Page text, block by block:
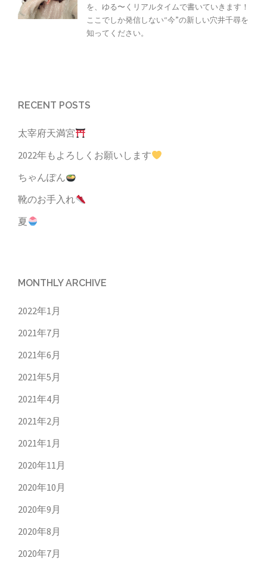
を、ゆる〜くリアルタイムで書いていきます！
ここでしか発信しない“今”の新しい穴井千尋を
知ってください。
RECENT POSTS
太宰府天満宮
2022年もよろしくお願いします
ちゃんぽん
靴のお手入れ
夏
MONTHLY ARCHIVE
2022年1月
2021年7月
2021年6月
2021年5月
2021年4月
2021年2月
2021年1月
2020年11月
2020年10月
2020年9月
2020年8月
2020年7月